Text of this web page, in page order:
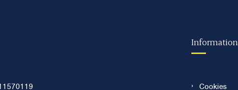
Information
Cookies